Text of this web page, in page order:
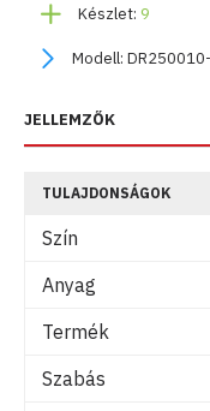
Készlet: 9
Modell:
JELLEMZŐK
TULAJDONSÁGOK
Szín
Anyag
Termék
Szabás